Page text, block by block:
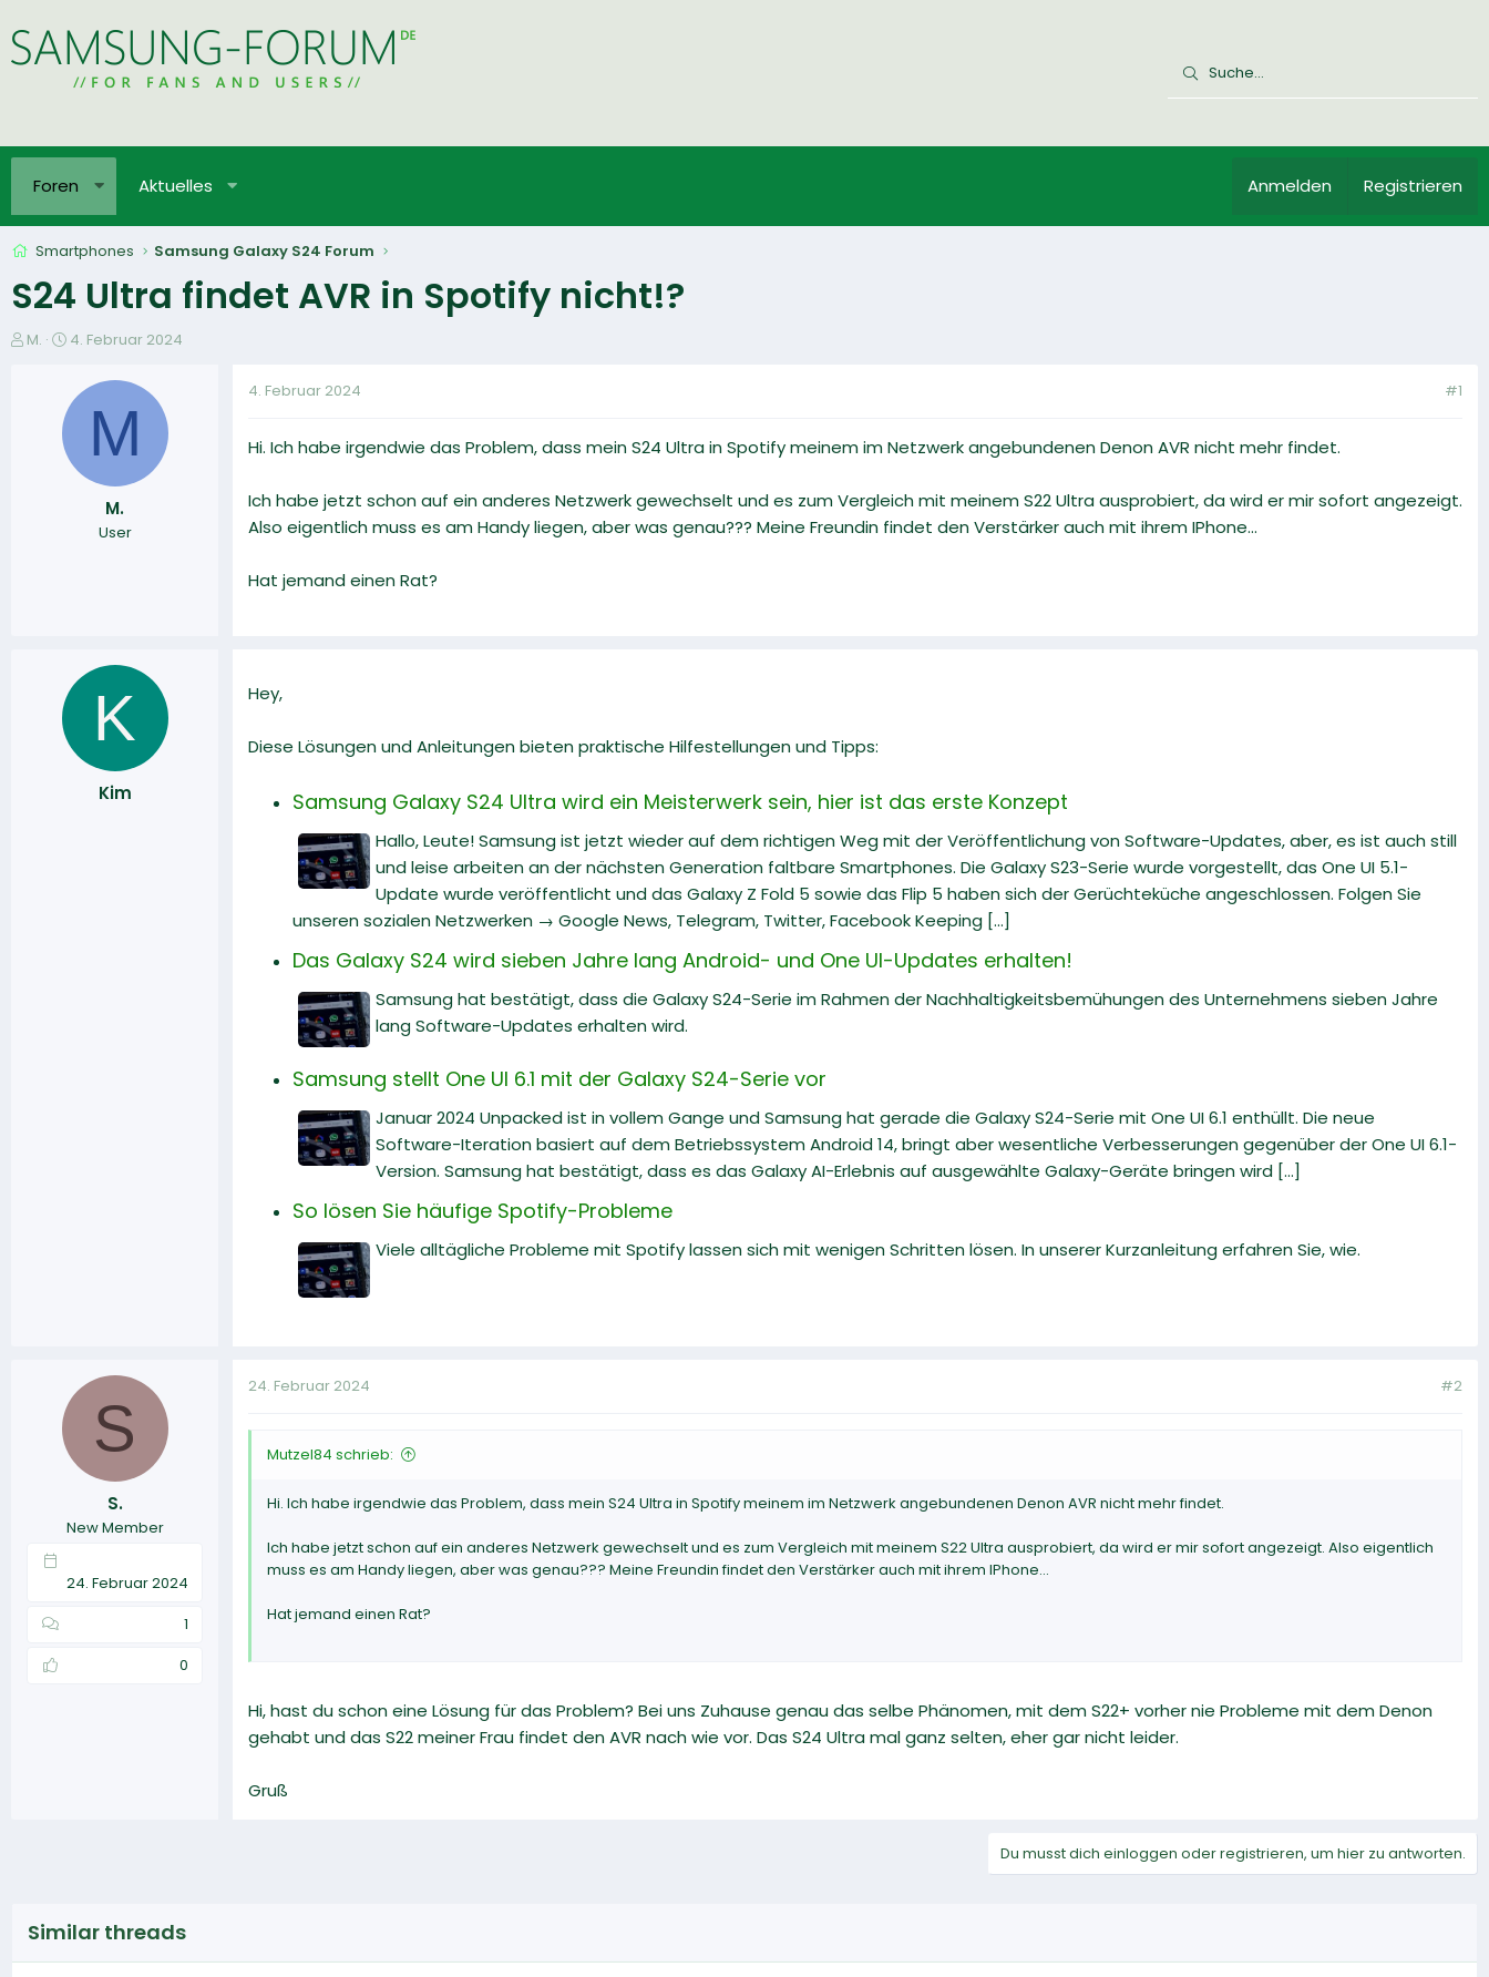
Foren Aktuelles Anmelden Registrieren
Smartphones Samsung Galaxy S24 Forum
S24 Ultra findet AVR in Spotify nicht!?
E
M.
E
t
l
4. Februar 2024
M
M.
User
4. Februar 2024 #1
Hi. Ich habe irgendwie das Problem, dass mein S24 Ultra in Spotify meinem im Netzwerk angebundenen Denon AVR nicht mehr findet.
Ich habe jetzt schon auf ein anderes Netzwerk gewechselt und es zum Vergleich mit meinem S22 Ultra ausprobiert, da wird er mir sofort angezeigt.
Also eigentlich muss es am Handy liegen, aber was genau??? Meine Freundin findet den Verstärker auch mit ihrem IPhone...
Hat jemand einen Rat?
K
Kim
Hey,
Diese Lösungen und Anleitungen bieten praktische Hilfestellungen und Tipps:
Samsung Galaxy S24 Ultra wird ein Meisterwerk sein, hier ist das erste Konzept
Hallo, Leute! Samsung ist jetzt wieder auf dem richtigen Weg mit der Veröffentlichung von Software-Updates, aber, es ist auch still
und leise arbeiten an der nächsten Generation faltbare Smartphones. Die Galaxy S23-Serie wurde vorgestellt, das One UI 5.1-
Update wurde veröffentlicht und das Galaxy Z Fold 5 sowie das Flip 5 haben sich der Gerüchteküche angeschlossen. Folgen Sie
unseren sozialen Netzwerken → Google News, Telegram, Twitter, Facebook Keeping [...]
Das Galaxy S24 wird sieben Jahre lang Android- und One UI-Updates erhalten!
Samsung hat bestätigt, dass die Galaxy S24-Serie im Rahmen der Nachhaltigkeitsbemühungen des Unternehmens sieben Jahre
lang Software-Updates erhalten wird.
Samsung stellt One UI 6.1 mit der Galaxy S24-Serie vor
Januar 2024 Unpacked ist in vollem Gange und Samsung hat gerade die Galaxy S24-Serie mit One UI 6.1 enthüllt. Die neue
Software-Iteration basiert auf dem Betriebssystem Android 14, bringt aber wesentliche Verbesserungen gegenüber der One UI 6.1-
Version. Samsung hat bestätigt, dass es das Galaxy AI-Erlebnis auf ausgewählte Galaxy-Geräte bringen wird [...]
So lösen Sie häufige Spotify-Probleme
Viele alltägliche Probleme mit Spotify lassen sich mit wenigen Schritten lösen. In unserer Kurzanleitung erfahren Sie, wie.
S
S.
New Member
24. Februar 2024
1
0
24. Februar 2024 #2
Mutzel84 schrieb:
Hi. Ich habe irgendwie das Problem, dass mein S24 Ultra in Spotify meinem im Netzwerk angebundenen Denon AVR nicht mehr findet.
Ich habe jetzt schon auf ein anderes Netzwerk gewechselt und es zum Vergleich mit meinem S22 Ultra ausprobiert, da wird er mir sofort angezeigt. Also eigentlich
muss es am Handy liegen, aber was genau??? Meine Freundin findet den Verstärker auch mit ihrem IPhone...
Hat jemand einen Rat?
Hi, hast du schon eine Lösung für das Problem? Bei uns Zuhause genau das selbe Phänomen, mit dem S22+ vorher nie Probleme mit dem Denon
gehabt und das S22 meiner Frau findet den AVR nach wie vor. Das S24 Ultra mal ganz selten, eher gar nicht leider.
Gruß
Du musst dich einloggen oder registrieren, um hier zu antworten.
Similar threads